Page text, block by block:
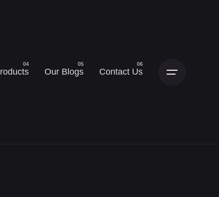
Our Blogs Contact Us